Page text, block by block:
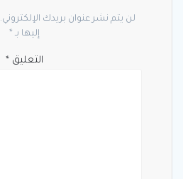
لن يتم نشر عنوان بريدك الإلكتروني.
إليها بـ *
التعليق*